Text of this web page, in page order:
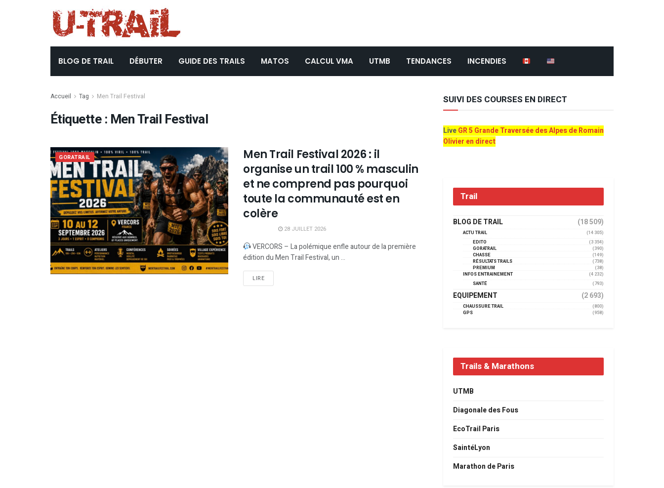
BLOG DE TRAIL DÉBUTER GUIDE DES TRAILS MATOS CALCUL VMA UTMB TENDANCES INCENDIES
Accueil Tag Men Trail Festival
Étiquette : Men Trail Festival
GORATRAIL
Men Trail Festival 2026 : il
organise un trail 100 % masculin
et ne comprend pas pourquoi
toute la communauté est en
colère
28 JUILLET 2026
VERCORS – La polémique enfle autour de la première
édition du Men Trail Festival, un ...
LIRE
SUIVI DES COURSES EN DIRECT
LiveGR 5 Grande Traversée des Alpes de Romain
Olivier en direct
Trail
BLOG DE TRAIL (18 509)
ACTU TRAIL
(14 305)
EDITO
(3 354)
GORATRAIL
(390)
CHASSE
(149)
RÉSULTATS TRAILS
(738)
PREMIUM
(38)
INFOS ENTRAINEMENT
(4 232)
SANTÉ
(793)
EQUIPEMENT (2 693)
CHAUSSURE TRAIL
(800)
GPS
(958)
Trails & Marathons
UTMB
Diagonale des Fous
EcoTrail Paris
SaintéLyon
Marathon de Paris